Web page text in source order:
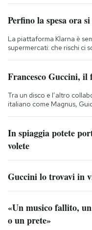
Perfino la spesa ora
La piattaforma Klarna è
supermercati: che rischi ci
Francesco Guccini, il
Tra un disco e l’altro
italiano come Magnus,
In spiaggia potete
volete
Guccini lo trovavi in
«Un musico fallito,
o un prete»